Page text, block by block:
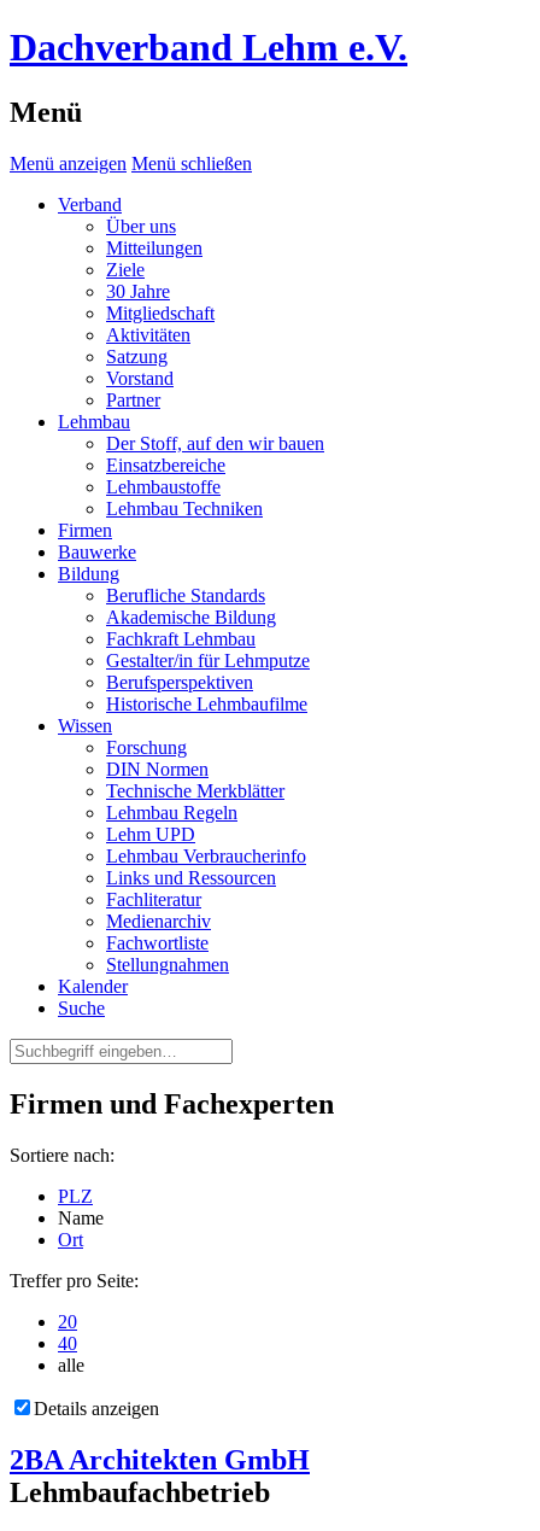
Dachverband Lehm e.V.
Menü
Menü anzeigen Menü schließen
Verband
Über uns
Mitteilungen
Ziele
30 Jahre
Mitgliedschaft
Aktivitäten
Satzung
Vorstand
Partner
Lehmbau
Der Stoff, auf den wir bauen
Einsatzbereiche
Lehmbaustoffe
Lehmbau Techniken
Firmen
Bauwerke
Bildung
Berufliche Standards
Akademische Bildung
Fachkraft Lehmbau
Gestalter/in für Lehmputze
Berufsperspektiven
Historische Lehmbaufilme
Wissen
Forschung
DIN Normen
Technische Merkblätter
Lehmbau Regeln
Lehm UPD
Lehmbau Verbraucherinfo
Links und Ressourcen
Fachliteratur
Medienarchiv
Fachwortliste
Stellungnahmen
Kalender
Suche
Firmen und Fachexperten
Sortiere nach:
PLZ
Name
Ort
Treffer pro Seite:
20
40
alle
Details anzeigen
2BA Architekten GmbH
Lehmbaufachbetrieb